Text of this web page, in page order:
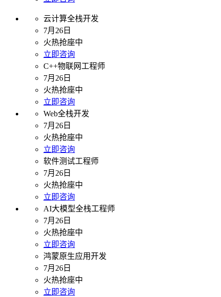
云计算全栈开发
7月26日
火热抢座中
立即咨询
C++物联网工程师
7月26日
火热抢座中
立即咨询
Web全栈开发
7月26日
火热抢座中
立即咨询
软件测试工程师
7月26日
火热抢座中
立即咨询
AI大模型全栈工程师
7月26日
火热抢座中
立即咨询
鸿蒙原生应用开发
7月26日
火热抢座中
立即咨询